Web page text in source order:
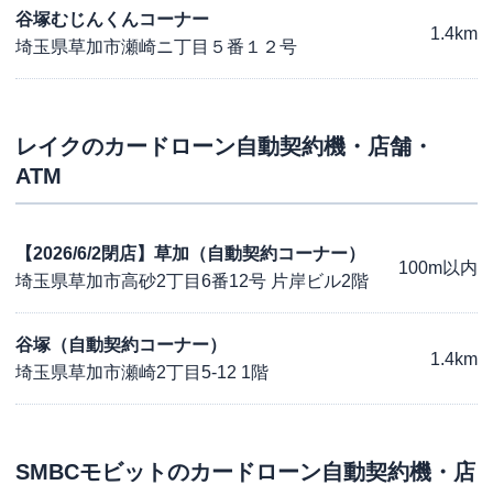
谷塚むじんくんコーナー
埼玉県草加市瀬崎ニ丁目５番１２号
1.4km
レイクのカードローン自動契約機・店舗・
ATM
【2026/6/2閉店】草加（自動契約コーナー）
埼玉県草加市高砂2丁目6番12号 片岸ビル2階
100m以内
谷塚（自動契約コーナー）
埼玉県草加市瀬崎2丁目5-12 1階
1.4km
SMBCモビットのカードローン自動契約機・店